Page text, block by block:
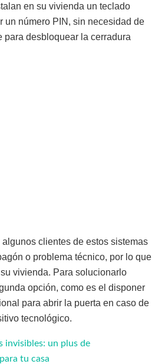
en su vivienda un teclado
un número PIN, sin necesidad de
para desbloquear la cerradura
clientes de estos sistemas
o problema técnico, por lo que
vivienda. Para solucionarlo
opción, como es el disponer
para abrir la puerta en caso de
tecnológico.
invisibles: un plus de
tu casa